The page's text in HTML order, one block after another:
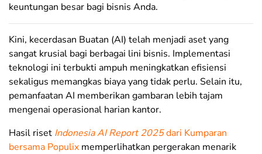
keuntungan besar bagi bisnis Anda.
Kini, kecerdasan Buatan (AI) telah menjadi aset yang
sangat krusial bagi berbagai lini bisnis. Implementasi
teknologi ini terbukti ampuh meningkatkan efisiensi
sekaligus memangkas biaya yang tidak perlu. Selain itu,
pemanfaatan AI memberikan gambaran lebih tajam
mengenai operasional harian kantor.
Hasil riset Indonesia AI Report 2025dari Kumparan
bersama Populix memperlihatkan pergerakan menarik